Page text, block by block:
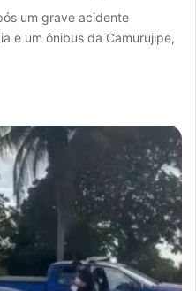
um grave acidente
e um ônibus da Camurujipe,